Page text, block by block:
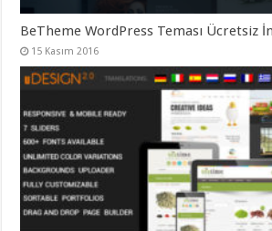
BeTheme WordPress Teması Ücretsiz
15 Kasım 2016